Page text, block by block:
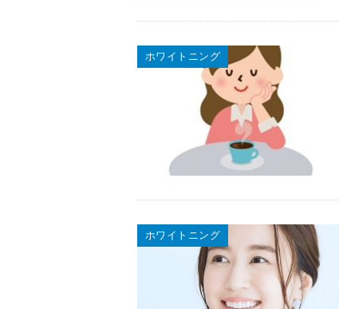
ホワイトニング
ホワイトニング